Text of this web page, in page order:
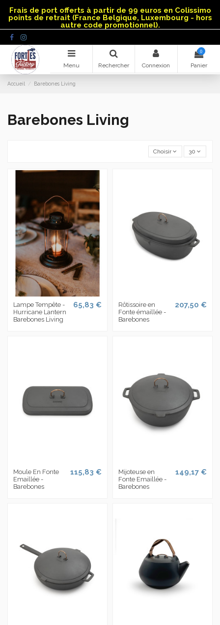
Frais de port offerts à partir de 99 euros en Colissimo
points de retrait (France Belgique, Luxembourg - hors
autre code promotionnel).
Menu Rechercher Connexion
0
Panier
Accueil Barebones Living
Barebones Living
Choisir 30
Lampe Tempête -
Hurricane Lantern
Barebones Living
65,83 €
Rôtissoire en
Fonte émaillée -
Barebones
207,50 €
Moule En Fonte
Emaillée -
Barebones
115,83 €
Mijoteuse en
Fonte Emaillée -
Barebones
149,17 €